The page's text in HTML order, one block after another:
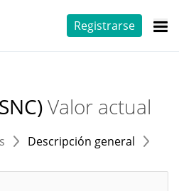
Registrarse
Valor actual
Descripción general